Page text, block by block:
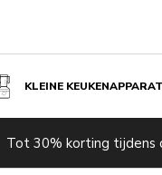
KLEINE
Tot 30% korting tijdens